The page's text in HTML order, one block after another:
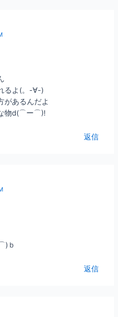
るよ(。-∀-)
があるんだよ
物d(⌒ー⌒)!
返信
ｂ
返信